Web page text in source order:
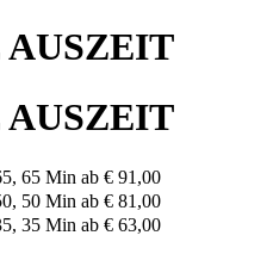
AUSZEIT
AUSZEIT
65 Min ab € 91,00
50 Min ab € 81,00
35 Min ab € 63,00